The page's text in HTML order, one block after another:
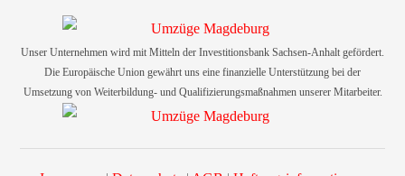
Unser Unternehmen wird mit Mitteln der Investitionsbank Sachsen-Anhalt gefördert.
Die Europäische Union gewährt uns eine finanzielle Unterstützung bei der
Umsetzung von Weiterbildung- und Qualifizierungsmaßnahmen unserer Mitarbeiter.